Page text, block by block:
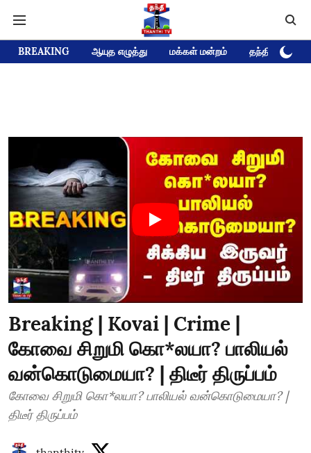
BREAKING ஆயுத எழுத்து மக்கள் மன்றம் தந்தி டிவி
Breaking | Kovai | Crime |
கோவை சிறுமி கொ*லயா? பாலியல்
வன்கொடுமையா? | திடீர் திருப்பம்
கோவை சிறுமி கொ*லயா? பாலியல் வன்கொடுமையா? |
திடீர் திருப்பம்